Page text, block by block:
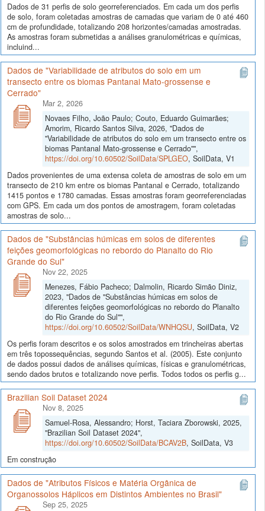
Dados de 31 perfis de solo georreferenciados. Em cada um dos perfis
de solo, foram coletadas amostras de camadas que variam de 0 até 460
cm de profundidade, totalizando 208 horizontes/camadas amostradas.
As amostras foram submetidas a análises granulométricas e químicas,
incluind...
Dados de "Variabilidade de atributos do solo em um
transecto entre os biomas Pantanal Mato-grossense e
Cerrado"
Mar 2, 2026
Novaes Filho, João Paulo; Couto, Eduardo Guimarães;
Amorim, Ricardo Santos Silva, 2026, "Dados de
"Variabilidade de atributos do solo em um transecto entre os
biomas Pantanal Mato-grossense e Cerrado"",
https://doi.org/10.60502/SoilData/SPLGEO, SoilData, V1
Dados provenientes de uma extensa coleta de amostras de solo em um
transecto de 210 km entre os biomas Pantanal e Cerrado, totalizando
1415 pontos e 1780 camadas. Essas amostras foram georreferenciadas
com GPS. Em cada um dos pontos de amostragem, foram coletadas
amostras de solo...
Dados de "Substâncias húmicas em solos de diferentes
feições geomorfológicas no rebordo do Planalto do Rio
Grande do Sul"
Nov 22, 2025
Menezes, Fábio Pacheco; Dalmolin, Ricardo Simão Diniz,
2023, "Dados de "Substâncias húmicas em solos de
diferentes feições geomorfológicas no rebordo do Planalto
do Rio Grande do Sul"",
https://doi.org/10.60502/SoilData/WNHQSU, SoilData, V2
Os perfis foram descritos e os solos amostrados em trincheiras abertas
em três topossequências, segundo Santos et al. (2005). Este conjunto
de dados possui dados de análises químicas, físicas e granulométricas,
sendo dados brutos e totalizando nove perfis. Todos todos os perfis g...
Brazilian Soil Dataset 2024
Nov 8, 2025
Samuel-Rosa, Alessandro; Horst, Taciara Zborowski, 2025,
"Brazilian Soil Dataset 2024",
https://doi.org/10.60502/SoilData/BCAV2B, SoilData, V3
Em construção
Dados de "Atributos Físicos e Matéria Orgânica de
Organossolos Háplicos em Distintos Ambientes no Brasil"
Sep 25, 2025